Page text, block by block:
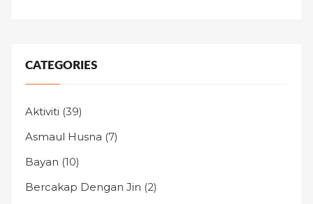
CATEGORIES
Aktiviti (39)
Asmaul Husna (7)
Bayan (10)
Bercakap Dengan Jin (2)